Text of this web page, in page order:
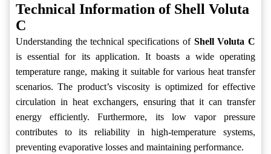
Technical Information of Shell Voluta
C
Understanding the technical specifications of Shell Voluta C
is essential for its application. It boasts a wide operating
temperature range, making it suitable for various heat transfer
scenarios. The product’s viscosity is optimized for effective
circulation in heat exchangers, ensuring that it can transfer
energy efficiently. Furthermore, its low vapor pressure
contributes to its reliability in high-temperature systems,
preventing evaporative losses and maintaining performance.